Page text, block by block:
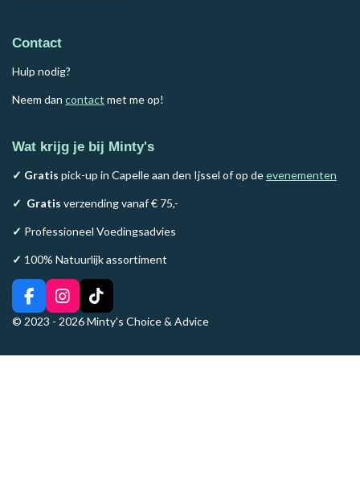
Contact
Hulp nodig?
Neem dan contact met me op!
Wat krijg je bij Minty's
✓ Gratis pick-up in Capelle aan den Ijssel of op deevenementen
✓ Gratis verzending vanaf € 75,-
✓ Professioneel Voedingsadvies
✓ 100% Natuurlijk assortiment
F
a
I
n
T
i
© 2023 - 2026 Minty's Choice & Advice